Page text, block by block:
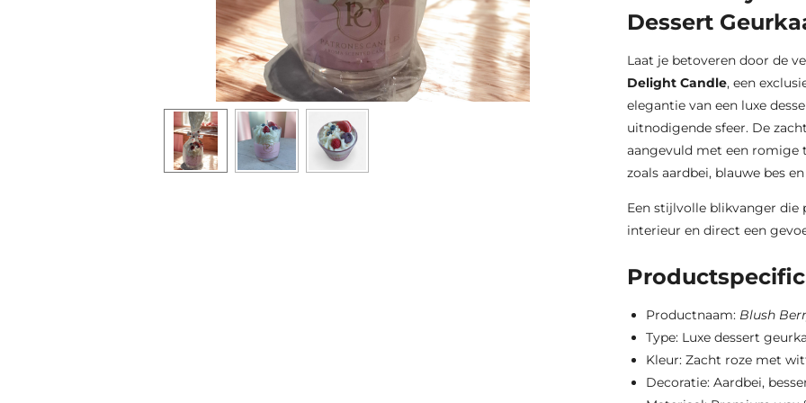
Dessert
Laat je betoveren door de
Delight Candle, een
elegantie van een luxe
uitnodigende sfeer. De
aangevuld met een romige
zoals aardbei, blauwe bes
Een stijlvolle blikvanger die
interieur en direct een
Productnaam: Blush
Type: Luxe dessert
Kleur: Zacht roze met
Decoratie: Aardbei,